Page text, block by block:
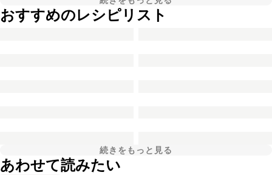
おすすめのレシピリスト
続きをもっと見る
あわせて読みたい